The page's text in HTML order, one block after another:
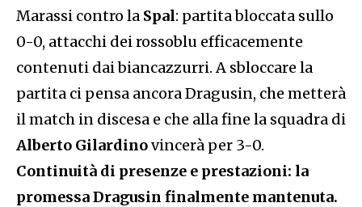
Marassi contro la Spal: partita bloccata sullo
0-0, attacchi dei rossoblu efficacemente
contenuti dai biancazzurri. A sbloccare la
partita ci pensa ancora Dragusin, che metterà
il match in discesa e che alla fine la squadra di
Alberto Gilardinovincerà per 3-0.
Continuità di presenze e prestazioni: la
promessa Dragusin finalmente mantenuta.